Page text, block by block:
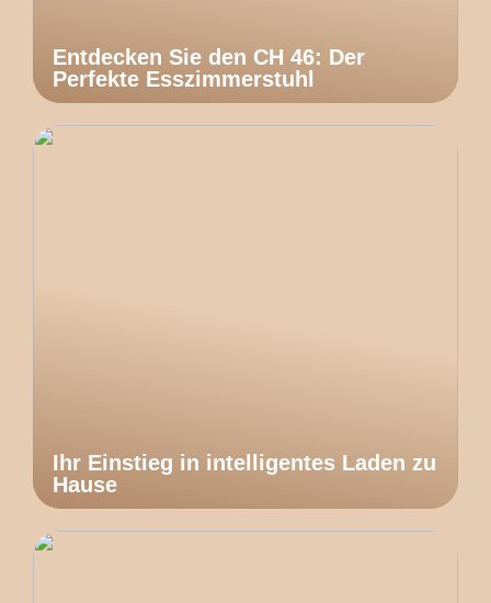
Entdecken Sie den CH 46: Der
Perfekte Esszimmerstuhl
Ihr Einstieg in intelligentes Laden zu
Hause